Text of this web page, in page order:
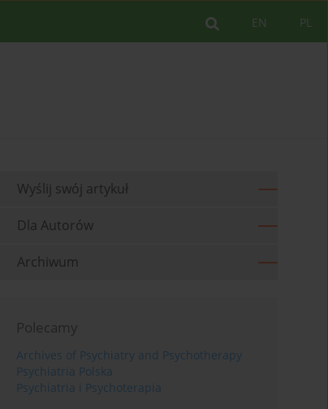
PL
EN
Wyślij swój artykuł
Dla Autorów
Archiwum
Polecamy
Archives of Psychiatry and Psychotherapy
Psychiatria Polska
Psychiatria i Psychoterapia